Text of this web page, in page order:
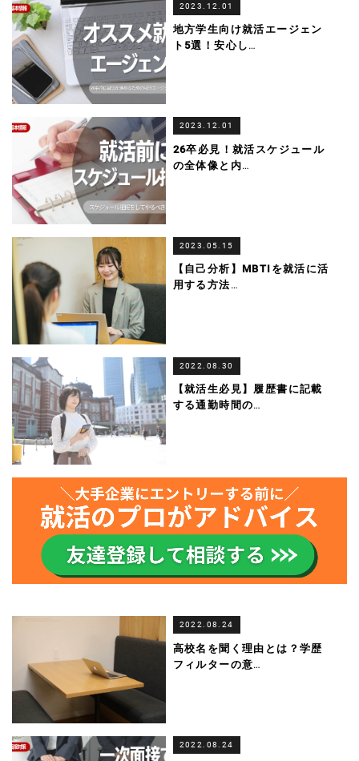
2023.12.01
地方学生向け就活エージェン
ト5選！安心し …
2023.12.01
26卒必見！就活スケジュール
の全体像と内…
2023.05.15
【自己分析】MBTIを就活に活
用する方法…
2022.08.30
【就活生必見】履歴書に記載
する通勤時間の…
2022.08.24
高校名を聞く理由とは？学歴
フィルターの意…
2022.08.24